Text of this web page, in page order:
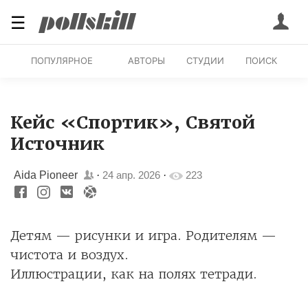
☰
ПОПУЛЯРНОЕ АВТОРЫ СТУДИИ ПОИСК
Кейс «Спортик», Святой
Источник
Aida Pioneer · 24 апр. 2026 · 223
Детям — рисунки и игра. Родителям —
чистота и воздух.
Иллюстрации, как на полях тетради.